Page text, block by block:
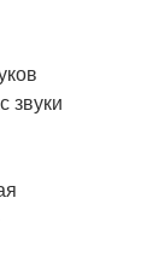
звуки